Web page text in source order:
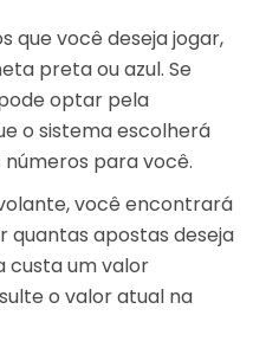
que você deseja jogar,
preta ou azul. Se
optar pela
o sistema escolherá
para você.
você encontrará
quantas apostas deseja
custa um valor
o valor atual na